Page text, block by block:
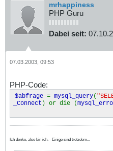
mrhappiness
PHP Guru
Dabei seit:
07.03.2003, 09:53
PHP-Code:
$abfrage = mysql_query(
_Connect ) or die (
Ich denke, also bin ich. - Einige sind trotzdem...